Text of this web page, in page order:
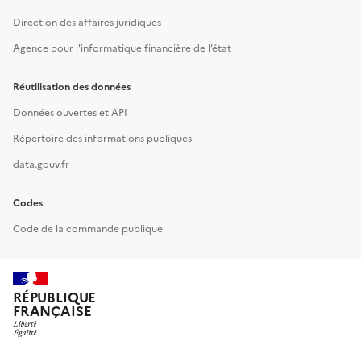
Direction des affaires juridiques
Agence pour l'informatique financière de l’état
Réutilisation des données
Données ouvertes et API
Répertoire des informations publiques
data.gouv.fr
Codes
Code de la commande publique
RÉPUBLIQUE
FRANÇAISE